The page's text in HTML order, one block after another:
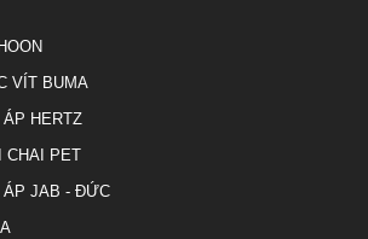
VÍT BUMA
HERTZ
CHAI PET
ÁP JAB - ĐỨC